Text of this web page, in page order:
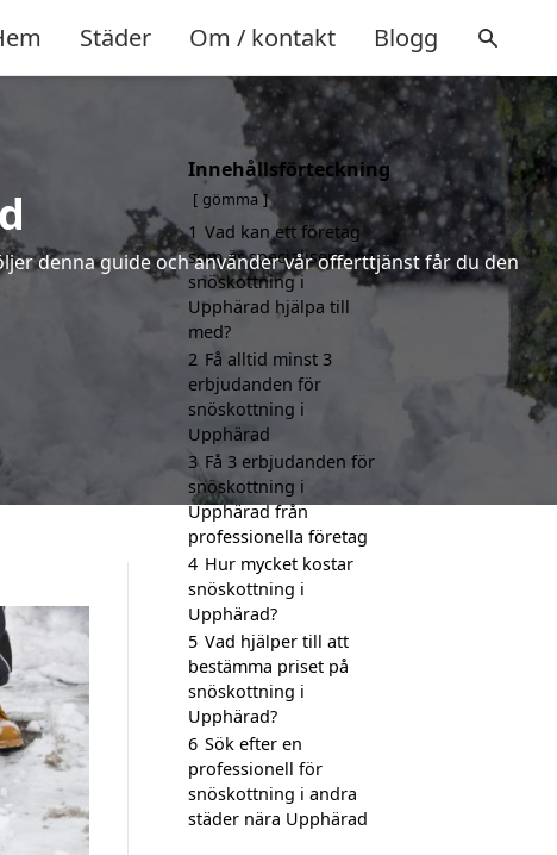
Städer Om / kontakt Blogg
denna guide och använder vår offerttjänst får du den
Innehållsförteckning
gömma
1 Vad kan ett företag
som är specialiserat på
snöskottning i
Upphärad hjälpa till
med?
2 Få alltid minst 3
erbjudanden för
snöskottning i
Upphärad
3 Få 3 erbjudanden för
snöskottning i
Upphärad från
professionella företag
4 Hur mycket kostar
snöskottning i
Upphärad?
5 Vad hjälper till att
bestämma priset på
snöskottning i
Upphärad?
6 Sök efter en
professionell för
snöskottning i andra
städer nära Upphärad